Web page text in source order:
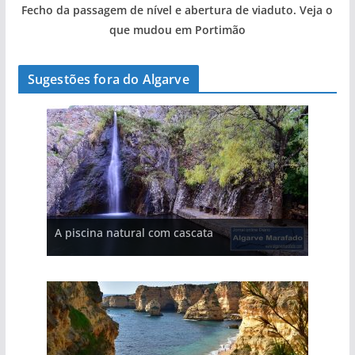
Fecho da passagem de nível e abertura de viaduto. Veja o
que mudou em Portimão
Sugestões fora do Algarve
A piscina natural com cascata
A aldeia mais portuguesa de Portugal (com
vídeo)
As portas do rio Tejo (com vídeo)